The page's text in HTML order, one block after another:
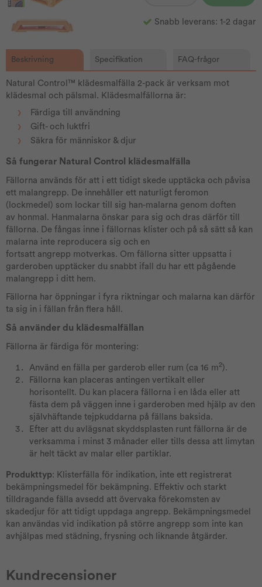
Snabb leverans: 1-2 dagar
Beskrivning Specifikation FAQ-frågor
Natural Control™ klädesmalfälla 2-pack är verksam mot
klädesmal och pälsmal. Klädesmalfällorna är:
Färdiga till användning
Gift- och luktfri
Säkra för människor & djur
Så fungerar Natural Control klädesmalfälla
Fällorna används för att i ett tidigt skede upptäcka och påvisa
ett malangrepp. De innehåller ett naturligt feromon
(lockmedel) som lockar till sig han-malarna genom doften
av honmal. Hanmalarna önskar para sig och dras därför till
fällorna. De fångas inne i fällornas klister och på så sätt så kan
malarna inte reproducera sig och en
fortsatt angrepp motverkas. Om fällorna sitter uppsatta i
garderoben upptäcker du snabbt ifall du har ett pågående
malangrepp i ditt hem.
Fällorna har öppningar i fyra riktningar och malarna kan därför
ta sig in i fällan från flera håll.
Så använder du klädesmalfällan
Fällorna är färdiga för montering:
Använd en fälla per garderob eller rum (ca 16 m2).
Fällorna kan placeras antingen vertikalt eller
horisontellt. Du kan placera fällorna i en låda eller att
fästa dem på väggen inne i garderoben med hjälp av den
självhäftande tejpkuddarna på fällans baksida.
Efter att du avlägsnat skyddsplasten runt fällorna är de
verksamma i minst 3 månader eller tills dessa att limytan
är helt täckt av malar eller partiklar.
Produkttyp: Klisterfälla för indikation, inte ett registrerat
bekämpningsmedel för bekämpning. Effektiv och starkt
tilldragande fälla avsedd att övervaka förekomsten av
skadedjur för att tidigt uppdaga angrepp. Bekämpningsmedel
kan användas vid indikation på större angrepp som inte kan
avhjälpas med städning, frysning och liknande åtgärder.
Kundrecensioner